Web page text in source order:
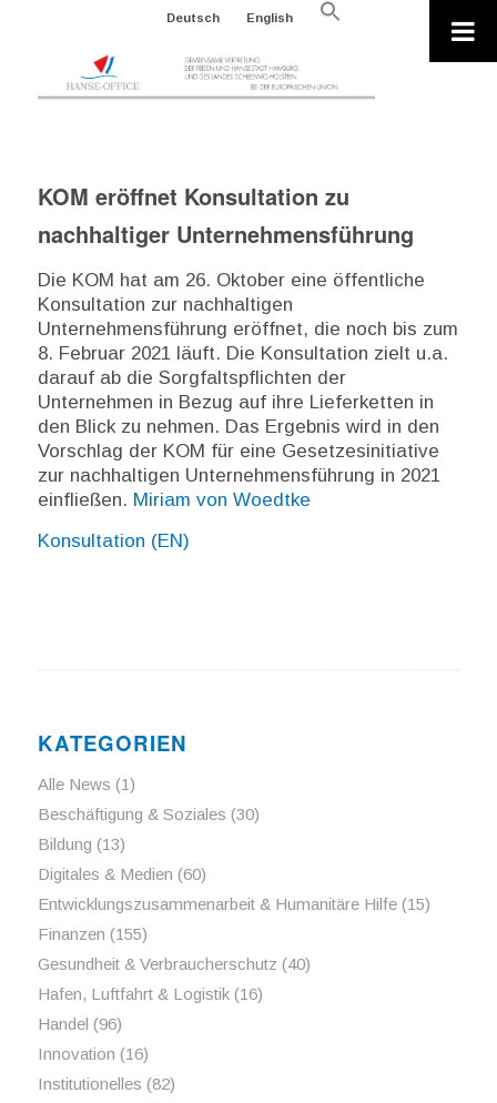
Deutsch English
Search
KOM eröffnet Konsultation zu
nachhaltiger Unternehmensführung
Die KOM hat am 26. Oktober eine öffentliche
Konsultation zur nachhaltigen
Unternehmensführung eröffnet, die noch bis zum
8. Februar 2021 läuft. Die Konsultation zielt u.a.
darauf ab die Sorgfaltspflichten der
Unternehmen in Bezug auf ihre Lieferketten in
den Blick zu nehmen. Das Ergebnis wird in den
Vorschlag der KOM für eine Gesetzesinitiative
zur nachhaltigen Unternehmensführung in 2021
einfließen. Miriam von Woedtke
Konsultation (EN)
KATEGORIEN
Alle News (1)
Beschäftigung & Soziales (30)
Bildung (13)
Digitales & Medien (60)
Entwicklungszusammenarbeit & Humanitäre Hilfe(15)
Finanzen (155)
Gesundheit & Verbraucherschutz (40)
Hafen, Luftfahrt & Logistik(16)
Handel (96)
Innovation (16)
Institutionelles (82)